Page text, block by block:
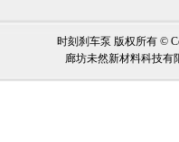
时刻刹车泵 版权所有 ©
廊坊未然新材料科技有